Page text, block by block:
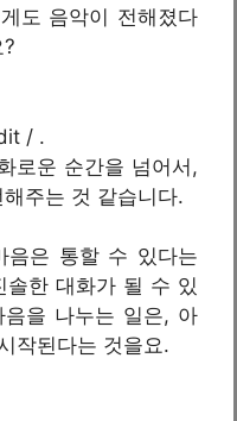
도 음악이 전해졌다
/ .
로운 순간을 넘어서,
주는 것 같습니다.
음은 통할 수 있다는
한 대화가 될 수 있
을 나누는 일은, 아
작된다는 것을요.